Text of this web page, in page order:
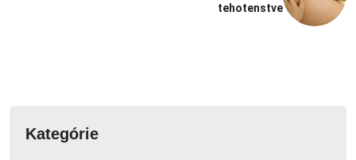
tehotenstve
Kategórie